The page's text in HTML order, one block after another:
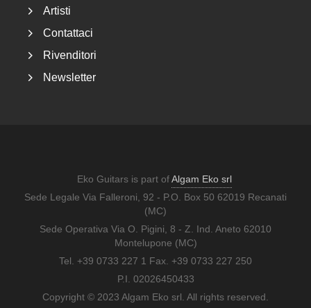
Artisti
Contattaci
Rivenditori
Newsletter
Eko Guitars is part ofAlgam Eko srl
Sede Legale Via Falleroni, 92 - P.O. Box 50 62019 Recanati
(MC)
Sede Operativa Via O. Pigini, 8 - Z. Ind. Aneto 62010
Montelupone (MC)
Tel. +39 0733 227 1 Fax. +39 0733 227 250
P.I. 02026450433
Copyright © 2023 Algam Eko srl. All rights reserved.